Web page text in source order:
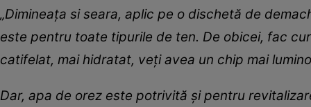
„Dimineața si seara, aplic pe o dischetă de
este pentru toate tipurile de ten. De obicei, fac
catifelat, mai hidratat, veți avea un chip mai
Dar, apa de orez este potrivită și pentru